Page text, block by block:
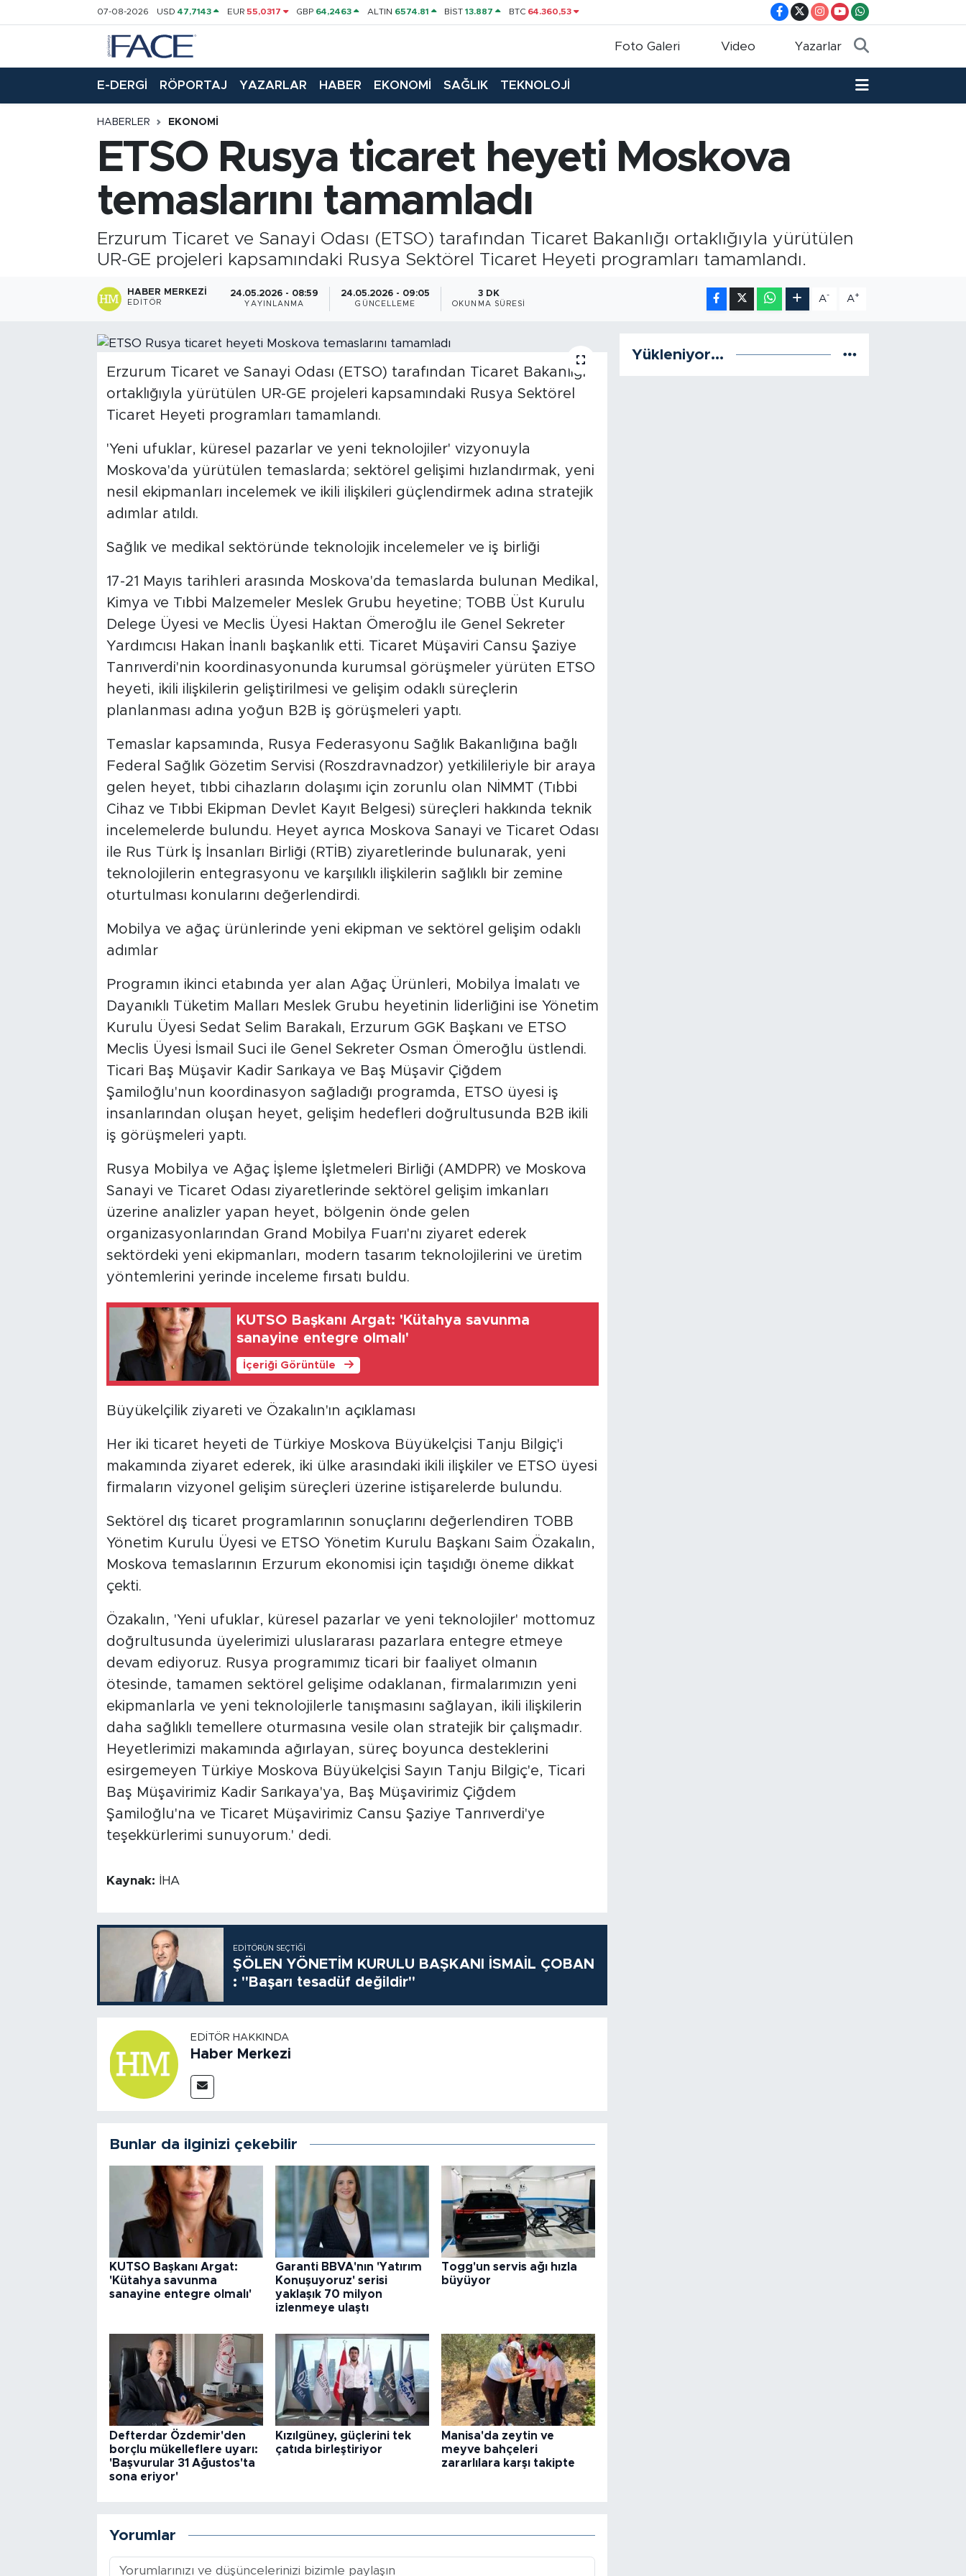
07-08-2026 USD47,7143 EUR 55,0317 GBP 64,2463 ALTIN 6574.81 BİST13.887 BTC 64.360,53
Foto Galeri Video Yazarlar
E-DERGİ RÖPORTAJ YAZARLAR HABER EKONOMİ SAĞLIK TEKNOLOJİ
HABERLER EKONOMI
ETSO Rusya ticaret heyeti Moskova
temaslarını tamamladı
Erzurum Ticaret ve Sanayi Odası (ETSO) tarafından Ticaret Bakanlığı ortaklığıyla yürütülen
UR-GE projeleri kapsamındaki Rusya Sektörel Ticaret Heyeti programları tamamlandı.
HABER MERKEZI
EDITÖR
24.05.2026 - 08:59
YAYINLANMA
24.05.2026 - 09:05
GÜNCELLEME
3 DK
OKUNMA SÜRESI
A- A+
Erzurum Ticaret ve Sanayi Odası (ETSO) tarafından Ticaret Bakanlığı
ortaklığıyla yürütülen UR-GE projeleri kapsamındaki Rusya Sektörel
Ticaret Heyeti programları tamamlandı.
'Yeni ufuklar, küresel pazarlar ve yeni teknolojiler' vizyonuyla
Moskova'da yürütülen temaslarda; sektörel gelişimi hızlandırmak, yeni
nesil ekipmanları incelemek ve ikili ilişkileri güçlendirmek adına stratejik
adımlar atıldı.
Sağlık ve medikal sektöründe teknolojik incelemeler ve iş birliği
17-21 Mayıs tarihleri arasında Moskova'da temaslarda bulunan Medikal,
Kimya ve Tıbbi Malzemeler Meslek Grubu heyetine; TOBB Üst Kurulu
Delege Üyesi ve Meclis Üyesi Haktan Ömeroğlu ile Genel Sekreter
Yardımcısı Hakan İnanlı başkanlık etti. Ticaret Müşaviri Cansu Şaziye
Tanrıverdi'nin koordinasyonunda kurumsal görüşmeler yürüten ETSO
heyeti, ikili ilişkilerin geliştirilmesi ve gelişim odaklı süreçlerin
planlanması adına yoğun B2B iş görüşmeleri yaptı.
Temaslar kapsamında, Rusya Federasyonu Sağlık Bakanlığına bağlı
Federal Sağlık Gözetim Servisi (Roszdravnadzor) yetkilileriyle bir araya
gelen heyet, tıbbi cihazların dolaşımı için zorunlu olan NİMMT (Tıbbi
Cihaz ve Tıbbi Ekipman Devlet Kayıt Belgesi) süreçleri hakkında teknik
incelemelerde bulundu. Heyet ayrıca Moskova Sanayi ve Ticaret Odası
ile Rus Türk İş İnsanları Birliği (RTİB) ziyaretlerinde bulunarak, yeni
teknolojilerin entegrasyonu ve karşılıklı ilişkilerin sağlıklı bir zemine
oturtulması konularını değerlendirdi.
Mobilya ve ağaç ürünlerinde yeni ekipman ve sektörel gelişim odaklı
adımlar
Programın ikinci etabında yer alan Ağaç Ürünleri, Mobilya İmalatı ve
Dayanıklı Tüketim Malları Meslek Grubu heyetinin liderliğini ise Yönetim
Kurulu Üyesi Sedat Selim Barakalı, Erzurum GGK Başkanı ve ETSO
Meclis Üyesi İsmail Suci ile Genel Sekreter Osman Ömeroğlu üstlendi.
Ticari Baş Müşavir Kadir Sarıkaya ve Baş Müşavir Çiğdem
Şamiloğlu'nun koordinasyon sağladığı programda, ETSO üyesi iş
insanlarından oluşan heyet, gelişim hedefleri doğrultusunda B2B ikili
iş görüşmeleri yaptı.
Rusya Mobilya ve Ağaç İşleme İşletmeleri Birliği (AMDPR) ve Moskova
Sanayi ve Ticaret Odası ziyaretlerinde sektörel gelişim imkanları
üzerine analizler yapan heyet, bölgenin önde gelen
organizasyonlarından Grand Mobilya Fuarı'nı ziyaret ederek
sektördeki yeni ekipmanları, modern tasarım teknolojilerini ve üretim
yöntemlerini yerinde inceleme fırsatı buldu.
KUTSO Başkanı Argat: 'Kütahya savunma
sanayine entegre olmalı'
İçeriği Görüntüle
Büyükelçilik ziyareti ve Özakalın'ın açıklaması
Her iki ticaret heyeti de Türkiye Moskova Büyükelçisi Tanju Bilgiç'i
makamında ziyaret ederek, iki ülke arasındaki ikili ilişkiler ve ETSO üyesi
firmaların vizyonel gelişim süreçleri üzerine istişarelerde bulundu.
Sektörel dış ticaret programlarının sonuçlarını değerlendiren TOBB
Yönetim Kurulu Üyesi ve ETSO Yönetim Kurulu Başkanı Saim Özakalın,
Moskova temaslarının Erzurum ekonomisi için taşıdığı öneme dikkat
çekti.
Özakalın, 'Yeni ufuklar, küresel pazarlar ve yeni teknolojiler' mottomuz
doğrultusunda üyelerimizi uluslararası pazarlara entegre etmeye
devam ediyoruz. Rusya programımız ticari bir faaliyet olmanın
ötesinde, tamamen sektörel gelişime odaklanan, firmalarımızın yeni
ekipmanlarla ve yeni teknolojilerle tanışmasını sağlayan, ikili ilişkilerin
daha sağlıklı temellere oturmasına vesile olan stratejik bir çalışmadır.
Heyetlerimizi makamında ağırlayan, süreç boyunca desteklerini
esirgemeyen Türkiye Moskova Büyükelçisi Sayın Tanju Bilgiç'e, Ticari
Baş Müşavirimiz Kadir Sarıkaya'ya, Baş Müşavirimiz Çiğdem
Şamiloğlu'na ve Ticaret Müşavirimiz Cansu Şaziye Tanrıverdi'ye
teşekkürlerimi sunuyorum.' dedi.
Kaynak: İHA
EDITÖRÜN SEÇTIĞI
ŞÖLEN YÖNETİM KURULU BAŞKANI İSMAİL ÇOBAN
: "Başarı tesadüf değildir"
EDITÖR HAKKINDA
Haber Merkezi
Bunlar da ilginizi çekebilir
KUTSO Başkanı Argat:
'Kütahya savunma
sanayine entegre olmalı'
Garanti BBVA'nın 'Yatırım
Konuşuyoruz' serisi
yaklaşık 70 milyon
izlenmeye ulaştı
Togg'un servis ağı hızla
büyüyor
Defterdar Özdemir'den
borçlu mükelleflere uyarı:
'Başvurular 31 Ağustos'ta
sona eriyor'
Kızılgüney, güçlerini tek
çatıda birleştiriyor
Manisa'da zeytin ve
meyve bahçeleri
zararlılara karşı takipte
Yorumlar
Yükleniyor...
Nöbetçi Eczaneler
Hava Durumu
Trafik Durumu
Süper Lig Puan Durumu ve Fikstür
Tüm Manşetler
Son Dakika Haberleri